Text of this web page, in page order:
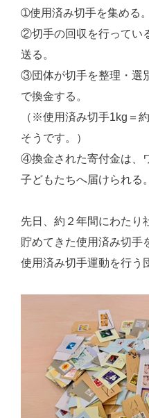
➀使用済み切手を集める。
②切手の回収を行ってい
送る。
③団体が切手を整理・選
で換金する。
（※使用済み切手1kg＝
そうです。）
④換金された寄付金は、
子どもたちへ届けられる。
先日、約２年間にわたり
貯めてきた使用済み切手
使用済み切手運動を行う